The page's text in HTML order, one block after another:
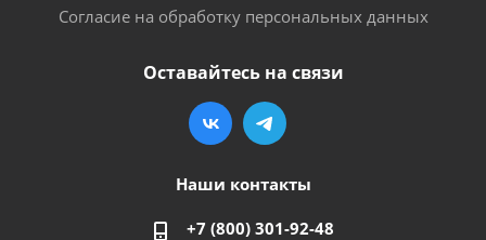
Согласие на обработку персональных данных
Оставайтесь на связи
Наши контакты
+7 (800) 301-92-48